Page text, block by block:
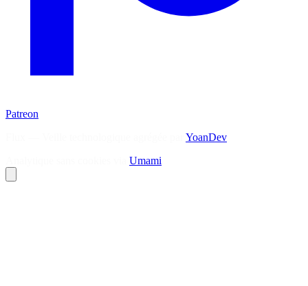
Patreon
YoanDev
Umami